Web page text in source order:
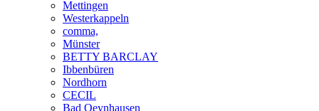
Mettingen
Westerkappeln
comma,
Münster
BETTY BARCLAY
Ibbenbüren
Nordhorn
CECIL
Bad Oeynhausen